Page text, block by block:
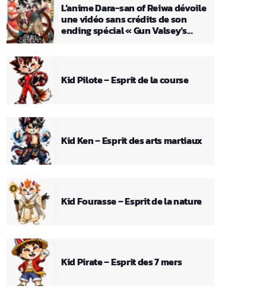
L’anime Dara-san of Reiwa dévoile
une vidéo sans crédits de son
ending spécial « Gun Valsey’s
Kid Pilote – Esprit de la course
Kid Ken – Esprit des arts martiaux
Kid Fourasse – Esprit de la nature
Kid Pirate – Esprit des 7 mers